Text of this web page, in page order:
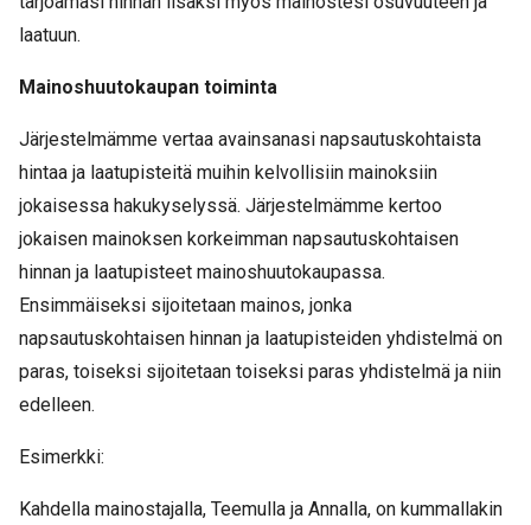
laatuun.
Mainoshuutokaupan toiminta
Järjestelmämme vertaa avainsanasi napsautuskohtaista
hintaa ja laatupisteitä muihin kelvollisiin mainoksiin
jokaisessa hakukyselyssä. Järjestelmämme kertoo
jokaisen mainoksen korkeimman napsautuskohtaisen
hinnan ja laatupisteet mainoshuutokaupassa.
Ensimmäiseksi sijoitetaan mainos, jonka
napsautuskohtaisen hinnan ja laatupisteiden yhdistelmä on
paras, toiseksi sijoitetaan toiseksi paras yhdistelmä ja niin
edelleen.
Esimerkki:
Kahdella mainostajalla, Teemulla ja Annalla, on kummallakin